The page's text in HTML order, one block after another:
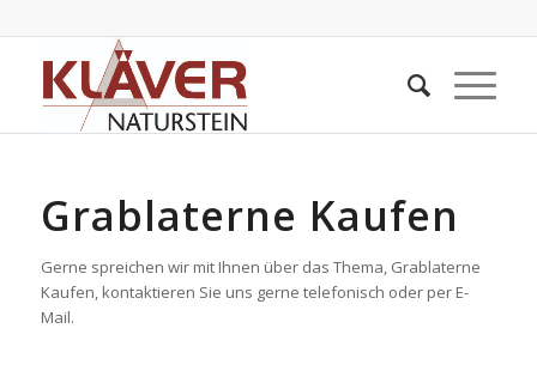
Grablaterne Kaufen
Gerne spreichen wir mit Ihnen über das Thema, Grablaterne
Kaufen, kontaktieren Sie uns gerne telefonisch oder per E-
Mail.